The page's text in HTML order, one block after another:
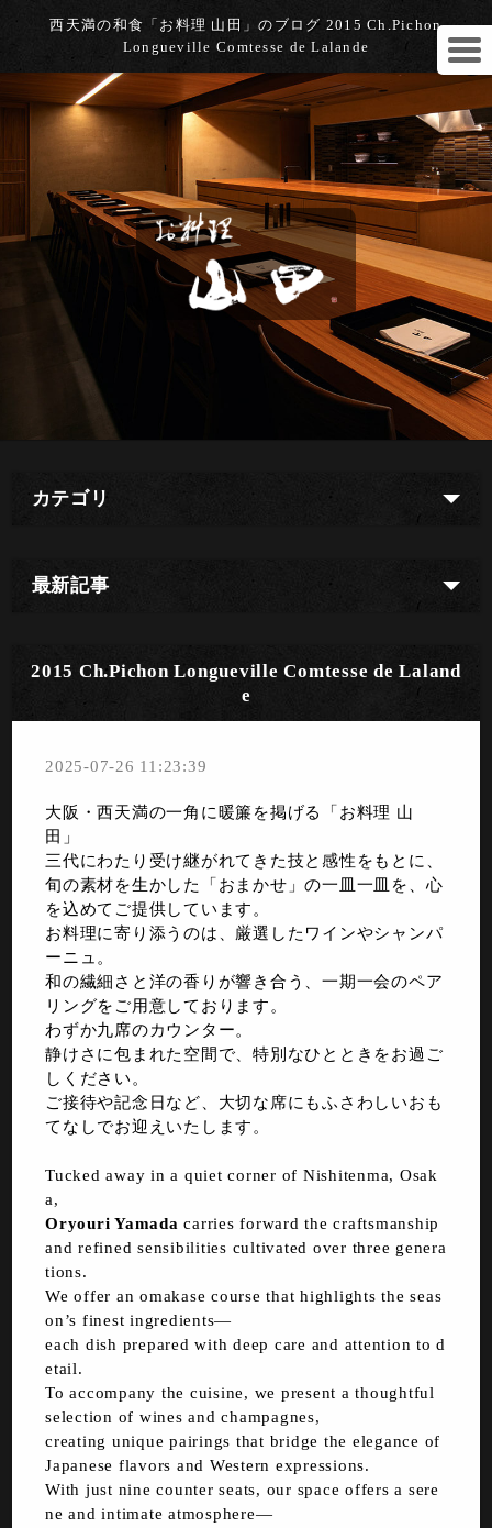
西天満の和食「お料理 山田」のブログ 2015 Ch.Pichon
Longueville Comtesse de Lalande
カテゴリ
最新記事
2015 Ch.Pichon Longueville Comtesse de Laland
e
2025-07-26 11:23:39
大阪・西天満の一角に暖簾を掲げる「お料理 山
田」
三代にわたり受け継がれてきた技と感性をもとに、
旬の素材を生かした「おまかせ」の一皿一皿を、心
を込めてご提供しています。
お料理に寄り添うのは、厳選したワインやシャンパ
ーニュ。
和の繊細さと洋の香りが響き合う、一期一会のペア
リングをご用意しております。
わずか九席のカウンター。
静けさに包まれた空間で、特別なひとときをお過ご
しください。
ご接待や記念日など、大切な席にもふさわしいおも
てなしでお迎えいたします。
Tucked away in a quiet corner of Nishitenma, Osak
a,
Oryouri Yamada carries forward the craftsmanship
and refined sensibilities cultivated over three genera
tions.
We offer an omakase course that highlights the seas
on’s finest ingredients—
each dish prepared with deep care and attention to d
etail.
To accompany the cuisine, we present a thoughtful
selection of wines and champagnes,
creating unique pairings that bridge the elegance of
Japanese flavors and Western expressions.
With just nine counter seats, our space offers a sere
ne and intimate atmosphere—